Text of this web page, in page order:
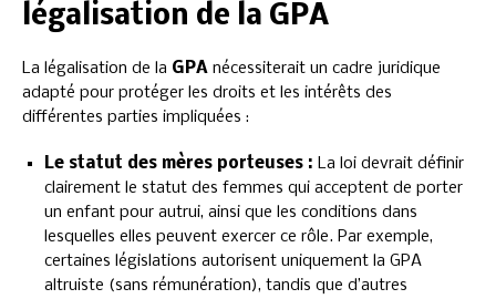
légalisation de la GPA
La légalisation de la GPA nécessiterait un cadre juridique
adapté pour protéger les droits et les intérêts des
différentes parties impliquées :
Le statut des mères porteuses : La loi devrait définir
clairement le statut des femmes qui acceptent de porter
un enfant pour autrui, ainsi que les conditions dans
lesquelles elles peuvent exercer ce rôle. Par exemple,
certaines législations autorisent uniquement la GPA
altruiste (sans rémunération), tandis que d’autres